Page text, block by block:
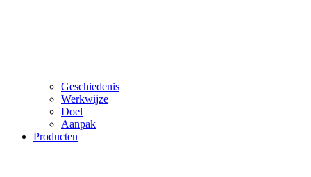
Geschiedenis
Werkwijze
Doel
Aanpak
Producten